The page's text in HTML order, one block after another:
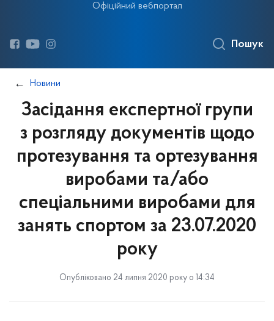
Офіційний вебпортал
Пошук
Новини
Засідання експертної групи
з розгляду документів щодо
протезування та ортезування
виробами та/або
спеціальними виробами для
занять спортом за 23.07.2020
року
Опубліковано 24 липня 2020 року о 14:34